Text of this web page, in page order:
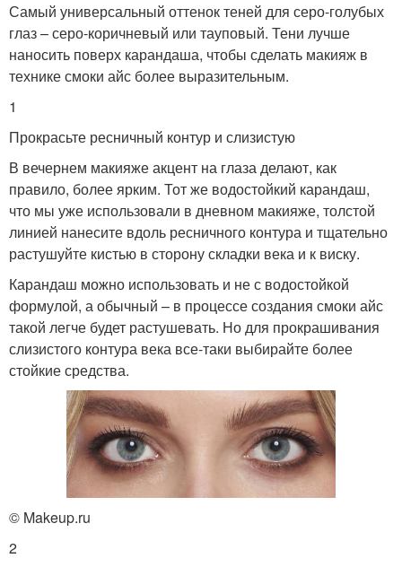
Самый универсальный оттенок теней для серо-голубых
глаз – серо-коричневый или тауповый. Тени лучше
наносить поверх карандаша, чтобы сделать макияж в
технике смоки айс более выразительным.
1
Прокрасьте ресничный контур и слизистую
В вечернем макияже акцент на глаза делают, как
правило, более ярким. Тот же водостойкий карандаш,
что мы уже использовали в дневном макияже, толстой
линией нанесите вдоль ресничного контура и тщательно
растушуйте кистью в сторону складки века и к виску.
Карандаш можно использовать и не с водостойкой
формулой, а обычный – в процессе создания смоки айс
такой легче будет растушевать. Но для прокрашивания
слизистого контура века все-таки выбирайте более
стойкие средства.
© Makeup.ru
2